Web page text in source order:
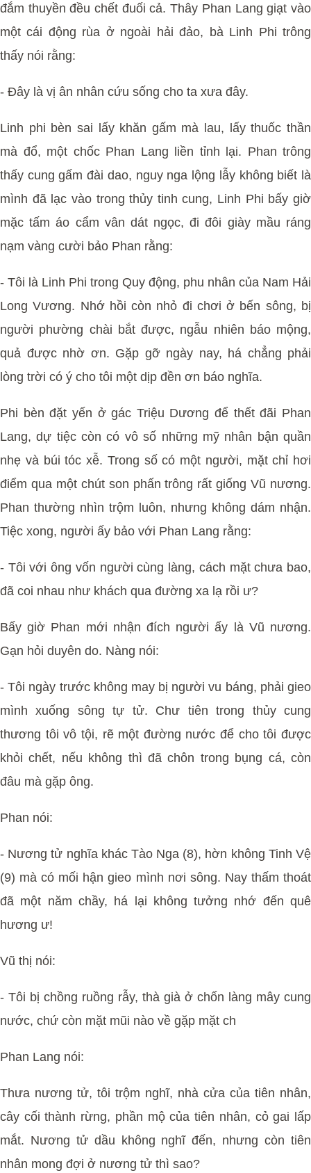
đắm thuyền đều chết đuối cả. Thây Phan Lang giạt vào
một cái động rùa ở ngoài hải đảo, bà Linh Phi trông
thấy nói rằng:
- Đây là vị ân nhân cứu sống cho ta xưa đây.
Linh phi bèn sai lấy khăn gấm mà lau, lấy thuốc thần
mà đổ, một chốc Phan Lang liền tỉnh lại. Phan trông
thấy cung gấm đài dao, nguy nga lộng lẫy không biết là
mình đã lạc vào trong thủy tinh cung, Linh Phi bấy giờ
mặc tấm áo cẩm vân dát ngọc, đi đôi giày mầu ráng
nạm vàng cười bảo Phan rằng:
- Tôi là Linh Phi trong Quy động, phu nhân của Nam Hải
Long Vương. Nhớ hồi còn nhỏ đi chơi ở bến sông, bị
người phường chài bắt được, ngẫu nhiên báo mộng,
quả được nhờ ơn. Gặp gỡ ngày nay, há chẳng phải
lòng trời có ý cho tôi một dịp đền ơn báo nghĩa.
Phi bèn đặt yến ở gác Triệu Dương để thết đãi Phan
Lang, dự tiệc còn có vô số những mỹ nhân bận quần
nhẹ và búi tóc xễ. Trong số có một người, mặt chỉ hơi
điểm qua một chút son phấn trông rất giống Vũ nương.
Phan thường nhìn trộm luôn, nhưng không dám nhận.
Tiệc xong, người ấy bảo với Phan Lang rằng:
- Tôi với ông vốn người cùng làng, cách mặt chưa bao,
đã coi nhau như khách qua đường xa lạ rồi ư?
Bấy giờ Phan mới nhận đích người ấy là Vũ nương.
Gạn hỏi duyên do. Nàng nói:
- Tôi ngày trước không may bị người vu báng, phải gieo
mình xuống sông tự tử. Chư tiên trong thủy cung
thương tôi vô tội, rẽ một đường nước để cho tôi được
khỏi chết, nếu không thì đã chôn trong bụng cá, còn
đâu mà gặp ông.
Phan nói:
- Nương tử nghĩa khác Tào Nga (8), hờn không Tinh Vệ
(9) mà có mối hận gieo mình nơi sông. Nay thấm thoát
đã một năm chầy, há lại không tưởng nhớ đến quê
hương ư!
Vũ thị nói:
- Tôi bị chồng ruồng rẫy, thà già ở chốn làng mây cung
nước, chứ còn mặt mũi nào về gặp mặt ch
Phan Lang nói:
Thưa nương tử, tôi trộm nghĩ, nhà cửa của tiên nhân,
cây cối thành rừng, phần mộ của tiên nhân, cỏ gai lấp
mắt. Nương tử dầu không nghĩ đến, nhưng còn tiên
nhân mong đợi ở nương tử thì sao?